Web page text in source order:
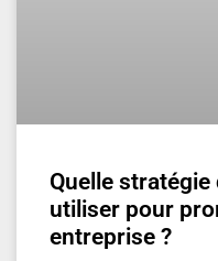
Quelle
utiliser pour
entreprise ?